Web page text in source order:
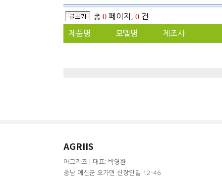
총 0 페이지, 0 건
제품명 모델명 제조사
AGRIIS
아그리즈 | 대표: 박영환
충남 예산군 오가면 신장안길 12-46